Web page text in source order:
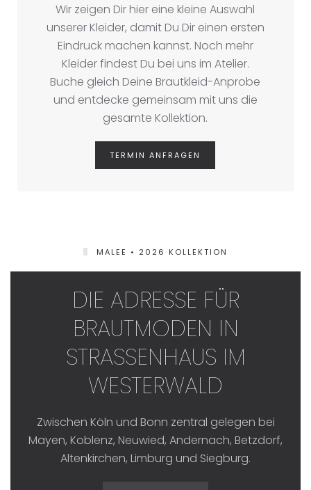
Wir zeigen Dir hier eine kleine Auswahl
unserer Kleider, damit Du Dir einen ersten
Eindruck machen kannst. Noch mehr
Kleider findest Du bei uns im Atelier.
Buche gleich Deine Brautkleid-Anprobe
und entdecke gemeinsam mit uns die
gesamte Kollektion.
TERMIN ANFRAGEN
MALEE • 2026 KOLLEKTION
DIE ADRESSE FÜR
BRAUTMODEN IN
STRASSENHAUS IM W
ESTERWALD
Zwischen Köln und Bonn zentral gelegen bei
Mayen, Koblenz, Neuwied, Andernach, Betzdorf,
Altenkirchen, Limburg und Siegburg.